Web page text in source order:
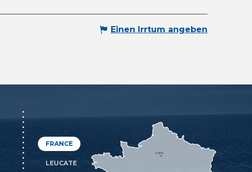
Einen Irrtum angeben
FRANCE
LEUCATE
PARIS